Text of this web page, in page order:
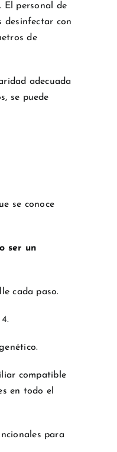
El personal de
desinfectar con
de
adecuada
se puede
se conoce
ser un
cada paso.
compatible
en todo el
para